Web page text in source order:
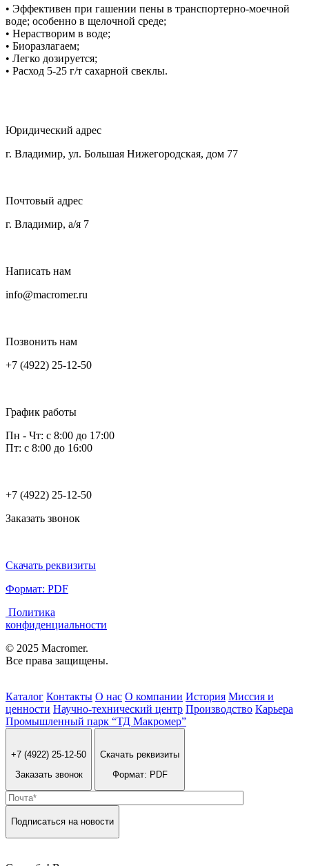
• Эффективен при гашении пены в транспортерно-моечной
воде; особенно в щелочной среде;
• Нерастворим в воде;
• Биоразлагаем;
• Легко дозируется;
• Расход 5-25 г/т сахарной свеклы.
Юридический адрес
г. Владимир, ул. Большая Нижегородская, дом 77
Почтовый адрес
г. Владимир, а/я 7
Написать нам
info@macromer.ru
Позвонить нам
+7 (4922) 25-12-50
График работы
Пн - Чт: с 8:00 до 17:00
Пт: с 8:00 до 16:00
+7 (4922) 25-12-50
Заказать звонок
Скачать реквизиты
Формат: PDF
Политика
конфиденциальности
© 2025 Macromer.
Все права защищены.
Каталог Контакты О нас О компании История Миссия и
ценности Научно-технический центр Производство Карьера
Промышленный парк “ТД Макромер”
+7 (4922) 25-12-50
Заказать звонок
Скачать реквизиты
Формат: PDF
Подписаться на новости